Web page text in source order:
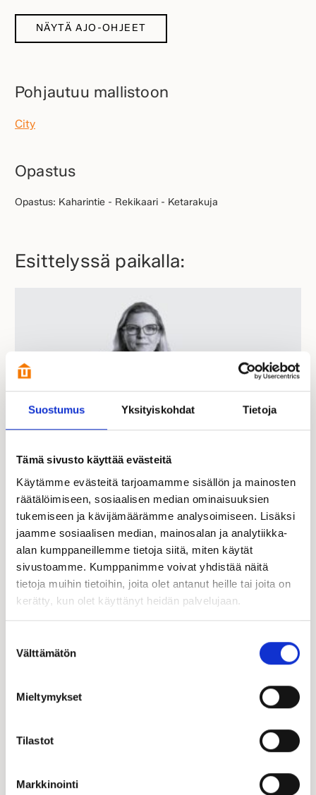
Suostumus Yksityiskohdat Tietoja
Tämä sivusto käyttää evästeitä
Käytämme evästeitä tarjoamamme sisällön ja mainosten
räätälöimiseen, sosiaalisen median ominaisuuksien
tukemiseen ja kävijämäärämme analysoimiseen. Lisäksi
jaamme sosiaalisen median, mainosalan ja analytiikka-
alan kumppaneillemme tietoja siitä, miten käytät
sivustoamme. Kumppanimme voivat yhdistää näitä
tietoja muihin tietoihin, joita olet antanut heille tai joita on
kerätty, kun olet käyttänyt heidän palvelujaan.
valinta
Välttämätön
Mieltymykset
Tilastot
Markkinointi
NÄYTÄ AJO-OHJEET
Pohjautuu mallistoon
City
Opastus
Opastus: Kaharintie - Rekikaari - Ketarakuja
Esittelyssä paikalla:
Päivi Lammervo
Kastelli-kauppias | FI, EN
paivi.lammervo@kastelli.fi